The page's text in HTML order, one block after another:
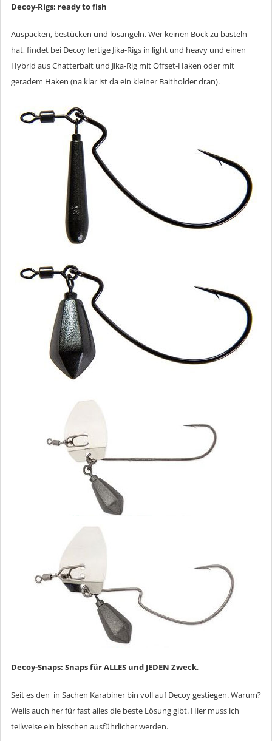
Decoy-Rigs: ready to fish
Auspacken, bestücken und losangeln. Wer keinen Bock zu basteln
hat, findet bei Decoy fertige Jika-Rigs in light und heavy und einen
Hybrid aus Chatterbait und Jika-Rig mit Offset-Haken oder mit
geradem Haken (na klar ist da ein kleiner Baitholder dran).
Decoy-Snaps: Snaps für ALLES und JEDEN Zweck.
Seit es den in Sachen Karabiner bin voll auf Decoy gestiegen. Warum?
Weils auch her für fast alles die beste Lösung gibt. Hier muss ich
teilweise ein bisschen ausführlicher werden.